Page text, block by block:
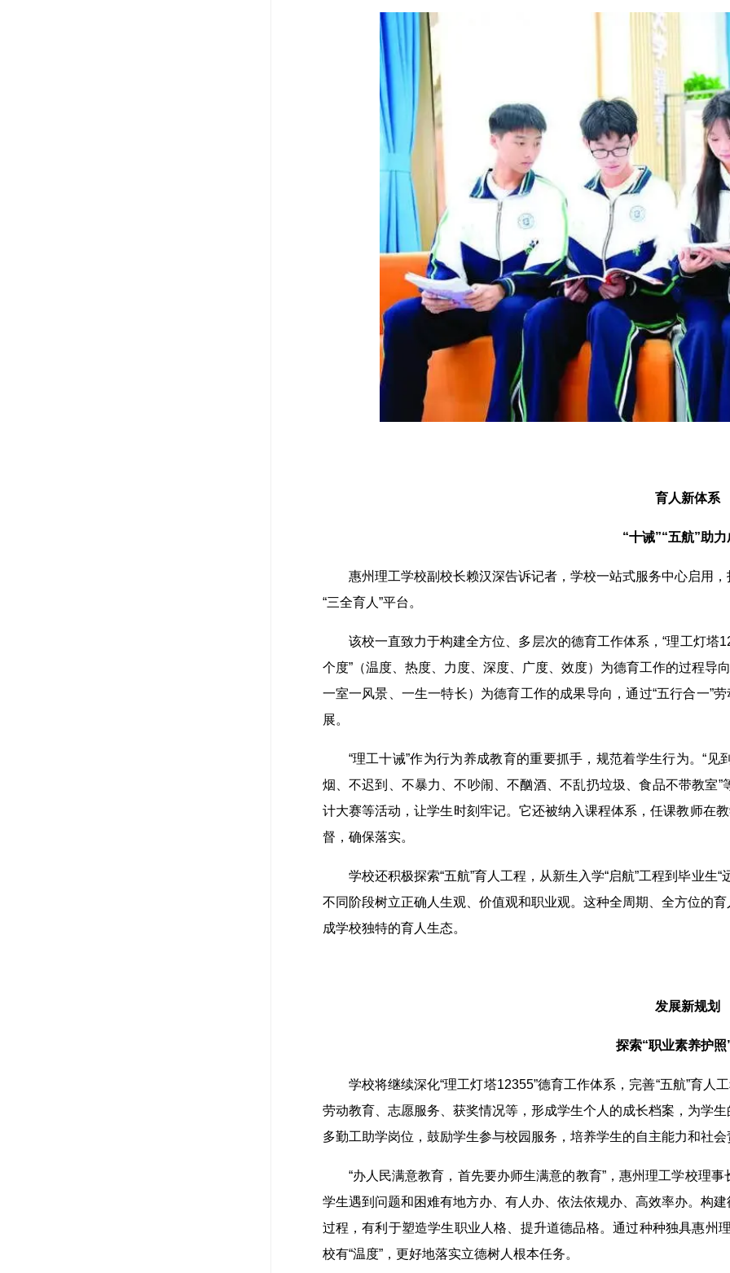
育人新体系
“十诫”“五航”助力
惠州理工学校副校长赖汉深告诉记者，学校一站式服务中心启用
“三全育人”平台。
该校一直致力于构建全方位、多层次的德育工作体系，“理工灯塔
个度”（温度、热度、力度、深度、广度、效度）为德育工作的过程导
一室一风景、一生一特长）为德育工作的成果导向，通过“五行合一”
展。
“理工十诫”作为行为养成教育的重要抓手，规范着学生行为。“
烟、不迟到、不暴力、不吵闹、不酗酒、不乱扔垃圾、食品不带教室
计大赛等活动，让学生时刻牢记。它还被纳入课程体系，任课教师在
督，确保落实。
学校还积极探索“五航”育人工程，从新生入学“启航”工程到毕业
不同阶段树立正确人生观、价值观和职业观。这种全周期、全方位的
成学校独特的育人生态。
发展新规划
探索“职业素养护照
学校将继续深化“理工灯塔12355”德育工作体系，完善“五航”育人
劳动教育、志愿服务、获奖情况等，形成学生个人的成长档案，为学
多勤工助学岗位，鼓励学生参与校园服务，培养学生的自主能力和社会
“办人民满意教育，首先要办师生满意的教育”，惠州理工学校理
学生遇到问题和困难有地方办、有人办、依法依规办、高效率办。构
过程，有利于塑造学生职业人格、提升道德品格。通过种种独具惠州
校有“温度”，更好地落实立德树人根本任务。